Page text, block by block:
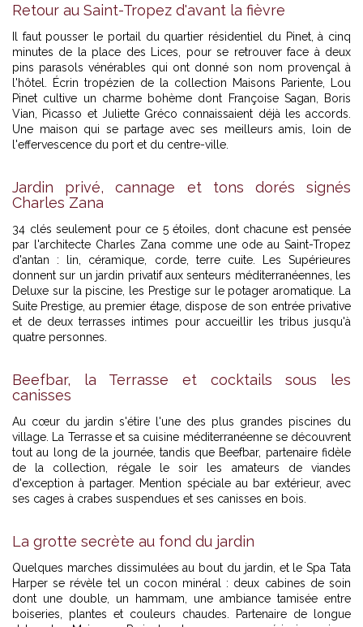
Retour au Saint-Tropez d'avant la fièvre
Il faut pousser le portail du quartier résidentiel du Pinet, à cinq
minutes de la place des Lices, pour se retrouver face à deux
pins parasols vénérables qui ont donné son nom provençal à
l'hôtel. Écrin tropézien de la collection Maisons Pariente, Lou
Pinet cultive un charme bohème dont Françoise Sagan, Boris
Vian, Picasso et Juliette Gréco connaissaient déjà les accords.
Une maison qui se partage avec ses meilleurs amis, loin de
l'effervescence du port et du centre-ville.
Jardin privé, cannage et tons dorés signés
Charles Zana
34 clés seulement pour ce 5 étoiles, dont chacune est pensée
par l'architecte Charles Zana comme une ode au Saint-Tropez
d'antan : lin, céramique, corde, terre cuite. Les Supérieures
donnent sur un jardin privatif aux senteurs méditerranéennes, les
Deluxe sur la piscine, les Prestige sur le potager aromatique. La
Suite Prestige, au premier étage, dispose de son entrée privative
et de deux terrasses intimes pour accueillir les tribus jusqu'à
quatre personnes.
Beefbar, la Terrasse et cocktails sous les
canisses
Au cœur du jardin s'étire l'une des plus grandes piscines du
village. La Terrasse et sa cuisine méditerranéenne se découvrent
tout au long de la journée, tandis que Beefbar, partenaire fidèle
de la collection, régale le soir les amateurs de viandes
d'exception à partager. Mention spéciale au bar extérieur, avec
ses cages à crabes suspendues et ses canisses en bois.
La grotte secrète au fond du jardin
Quelques marches dissimulées au bout du jardin, et le Spa Tata
Harper se révèle tel un cocon minéral : deux cabines de soin
dont une double, un hammam, une ambiance tamisée entre
boiseries, plantes et couleurs chaudes. Partenaire de longue